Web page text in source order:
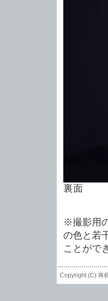
裏面
※撮影用
の色と若
ことがで
Copyright (C) 将